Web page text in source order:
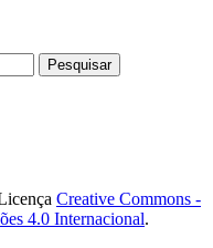
Creative Commons -
4.0 Internacional.